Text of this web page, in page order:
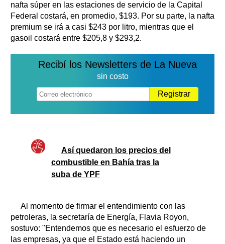
nafta súper en las estaciones de servicio de la Capital
Federal costará, en promedio, $193. Por su parte, la nafta
premium se irá a casi $243 por litro, mientras que el
gasoil costará entre $205,8 y $293,2.
Recibí los Newsletters de La Nueva
sin costo
Registrar
Así quedaron los precios del
combustible en Bahía tras la
suba de YPF
Al momento de firmar el entendimiento con las
petroleras, la secretaría de Energía, Flavia Royon,
sostuvo: "Entendemos que es necesario el esfuerzo de
las empresas, ya que el Estado está haciendo un